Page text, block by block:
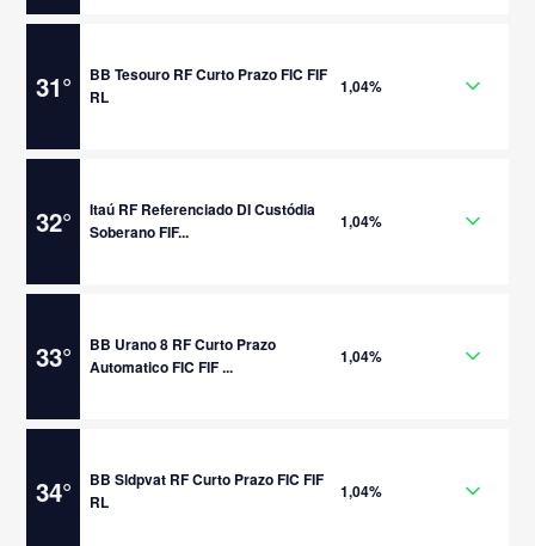
31°
BB Tesouro RF Curto Prazo FIC FIF
RL
1,04%
32°
Itaú RF Referenciado DI Custódia
Soberano FIF...
1,04%
33°
BB Urano 8 RF Curto Prazo
Automatico FIC FIF ...
1,04%
34°
BB Sldpvat RF Curto Prazo FIC FIF
RL
1,04%